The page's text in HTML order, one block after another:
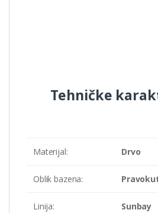
Tehničke
Materijal: Drvo
Oblik bazena:
Linija: Sunbay